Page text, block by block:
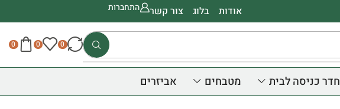
אודות בלוג צור קשר התחברות
0
0
0
חדר כניסה לבית מטבחים אביזרים